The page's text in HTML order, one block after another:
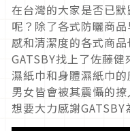
在台灣的大家是否已
呢？除了各式防曬商
感和清潔度的各式商
GATSBY找上了佐藤
濕紙巾和身體濕紙巾
男女皆會被其震懾的
想要大力感謝GATSBY